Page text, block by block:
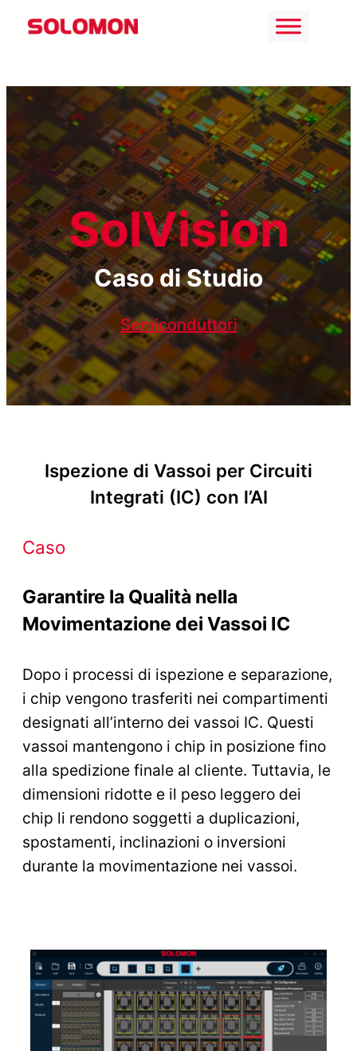
Vai
SolVision
Caso di Studio
Semiconduttori
Ispezione di Vassoi per Circuiti
Integrati (IC) con l’AI
Caso
Garantire la Qualità nella
Movimentazione dei Vassoi IC
Dopo i processi di ispezione e separazione,
i chip vengono trasferiti nei compartimenti
designati all’interno dei vassoi IC. Questi
vassoi mantengono i chip in posizione fino
alla spedizione finale al cliente. Tuttavia, le
dimensioni ridotte e il peso leggero dei
chip li rendono soggetti a duplicazioni,
spostamenti, inclinazioni o inversioni
durante la movimentazione nei vassoi.